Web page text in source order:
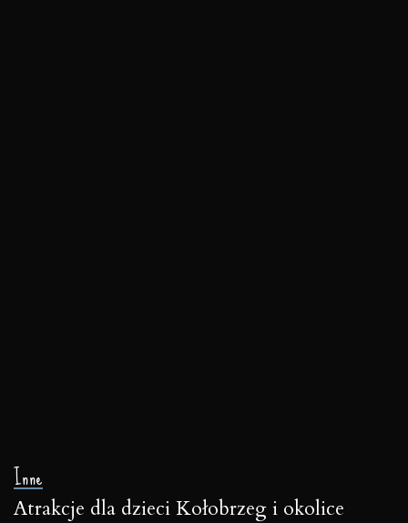
Inne
Atrakcje dla dzieci Kołobrzeg i okolice